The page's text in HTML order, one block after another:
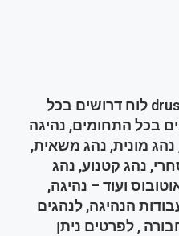
דרושים נהגים – drussimjobbs לוח דרושים בכל
בכל התחומים, נהיגה
מונית, נהג משאית,
נהג קטנוע, נהג
ועוד – נהיגה,
הנהיגה, לנהגים
, לפרטים ניתן